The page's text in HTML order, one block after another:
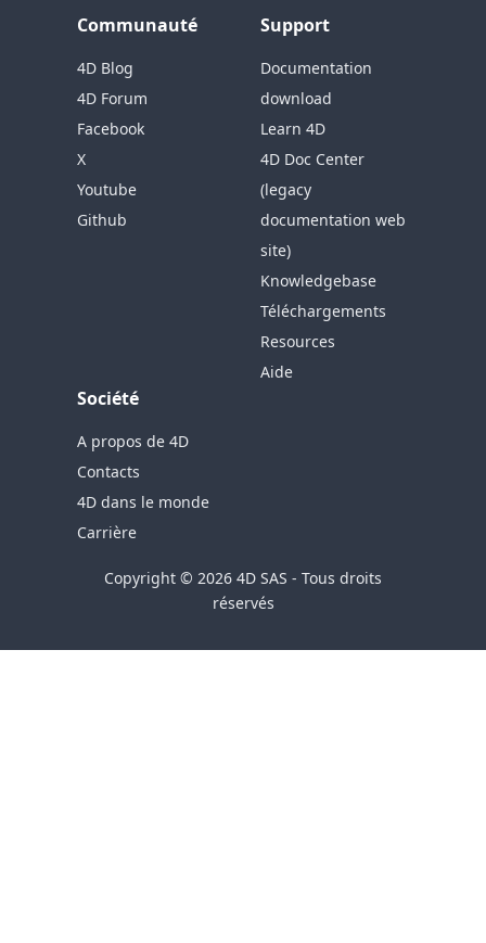
Communauté
4D Blog
4D Forum
Facebook
X
Youtube
Github
Support
Documentation
download
Learn 4D
4D Doc Center
(legacy
documentation web
site)
Knowledgebase
Téléchargements
Resources
Aide
Société
A propos de 4D
Contacts
4D dans le monde
Carrière
Copyright © 2026 4D SAS - Tous droits
réservés